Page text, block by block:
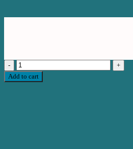
เครื่อง
กรอง
Add to cart